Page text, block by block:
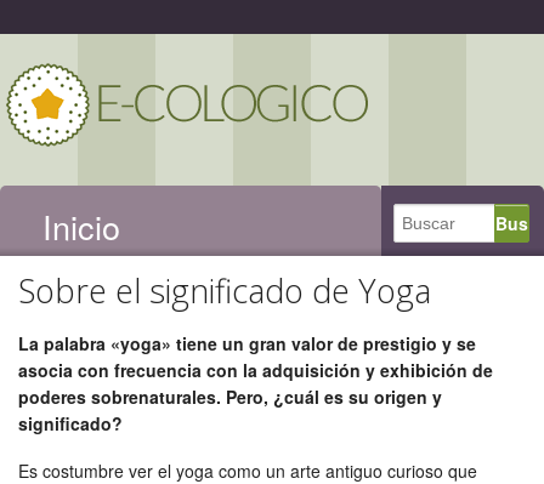
Inicio
Sobre el significado de Yoga
La palabra «yoga» tiene un gran valor de prestigio y se
asocia con frecuencia con la adquisición y exhibición de
poderes sobrenaturales. Pero, ¿cuál es su origen y
significado?
Es costumbre ver el yoga como un arte antiguo curioso que